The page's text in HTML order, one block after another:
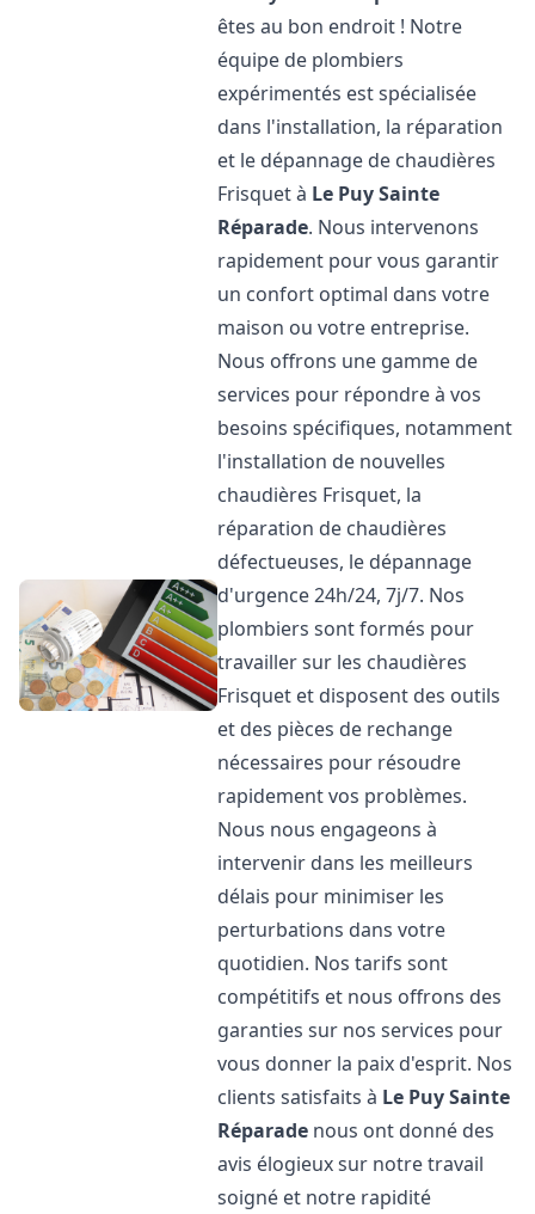
êtes au bon endroit ! Notre
équipe de plombiers
expérimentés est spécialisée
dans l'installation, la réparation
et le dépannage de chaudières
Frisquet à Le Puy Sainte
Réparade. Nous intervenons
rapidement pour vous garantir
un confort optimal dans votre
maison ou votre entreprise.
Nous offrons une gamme de
services pour répondre à vos
besoins spécifiques, notamment
l'installation de nouvelles
chaudières Frisquet, la
réparation de chaudières
défectueuses, le dépannage
d'urgence 24h/24, 7j/7. Nos
plombiers sont formés pour
travailler sur les chaudières
Frisquet et disposent des outils
et des pièces de rechange
nécessaires pour résoudre
rapidement vos problèmes.
Nous nous engageons à
intervenir dans les meilleurs
délais pour minimiser les
perturbations dans votre
quotidien. Nos tarifs sont
compétitifs et nous offrons des
garanties sur nos services pour
vous donner la paix d'esprit. Nos
clients satisfaits à Le Puy Sainte
Réparade nous ont donné des
avis élogieux sur notre travail
soigné et notre rapidité